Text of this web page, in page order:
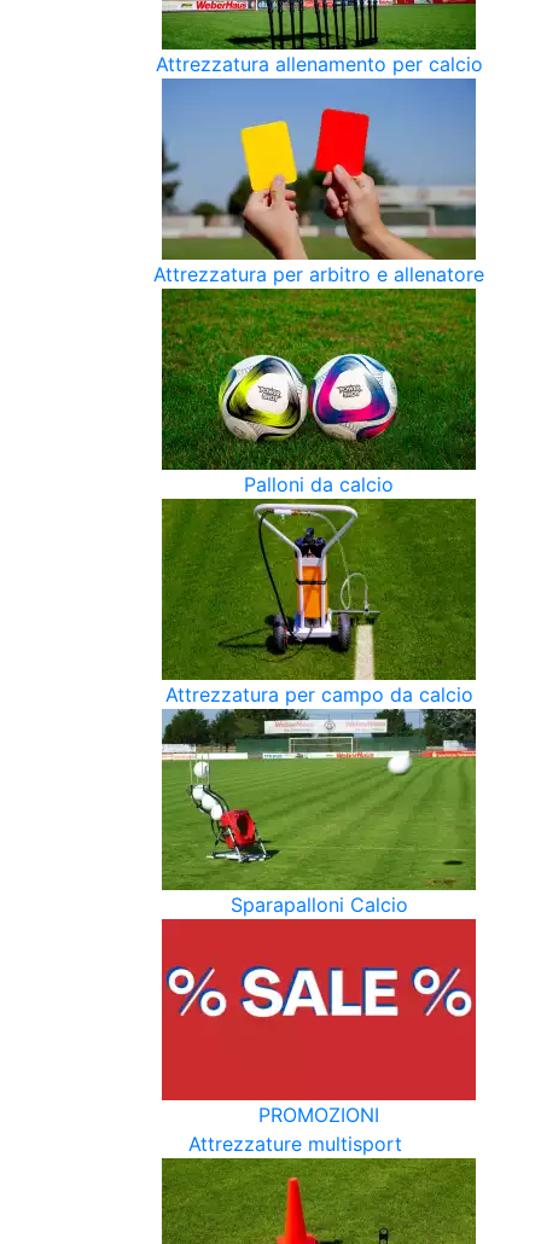
Attrezzatura allenamento per calcio
Attrezzatura per arbitro e allenatore
Palloni da calcio
Attrezzatura per campo da calcio
Sparapalloni Calcio
PROMOZIONI
Attrezzature multisport